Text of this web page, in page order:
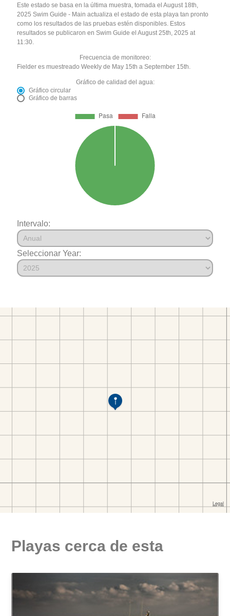
Este estado se basa en la última muestra, tomada el August 18th,
2025 Swim Guide - Main actualiza el estado de esta playa tan pronto
como los resultados de las pruebas estén disponibles. Estos
resultados se publicaron en Swim Guide el August 25th, 2025 at
11:30.
Frecuencia de monitoreo:
Fielder es muestreado Weekly de May 15th a September 15th.
Gráfico de calidad del agua:
Gráfico circular
Gráfico de barras
Intervalo:
Seleccionar Year:
Playas cerca de esta